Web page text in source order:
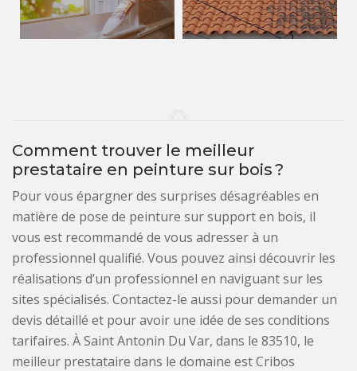
Comment trouver le meilleur
prestataire en peinture sur bois ?
Pour vous épargner des surprises désagréables en
matière de pose de peinture sur support en bois, il
vous est recommandé de vous adresser à un
professionnel qualifié. Vous pouvez ainsi découvrir les
réalisations d’un professionnel en naviguant sur les
sites spécialisés. Contactez-le aussi pour demander un
devis détaillé et pour avoir une idée de ses conditions
tarifaires. À Saint Antonin Du Var, dans le 83510, le
meilleur prestataire dans le domaine est Cribos